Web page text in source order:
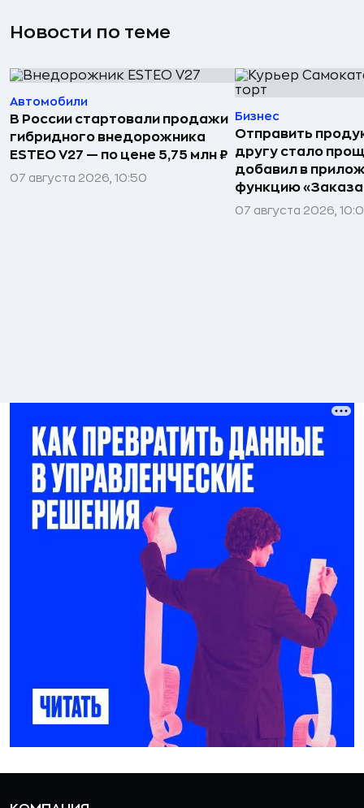
Новости по теме
Автомобили
В России стартовали продажи
гибридного внедорожника
ESTEO V27 — по цене 5,75 млн ₽
07 августа 2026, 10:50
Бизнес
Отправить
другу стало
добавил в
функцию
07 августа 2026,